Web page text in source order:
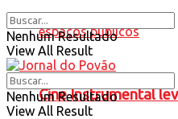
Cine Instrumental
Nenhum Resultado
View All Result
Nenhum Resultado
View All Result